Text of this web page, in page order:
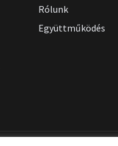
Rólunk
Együttműködés